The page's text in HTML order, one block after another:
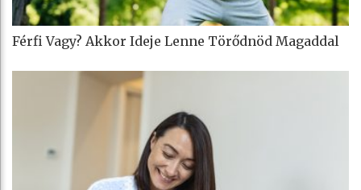
Férfi Vagy? Akkor Ideje Lenne Törődnöd Magaddal